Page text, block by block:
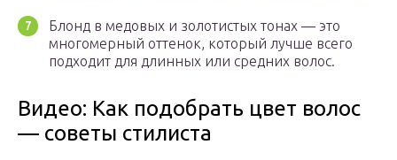
Блонд в медовых и золотистых тонах — это
многомерный оттенок, который лучше всего
подходит для длинных или средних волос.
Видео: Как подобрать цвет волос
— советы стилиста